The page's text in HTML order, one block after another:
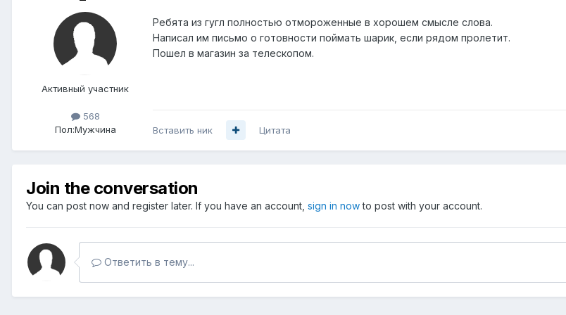
Активный участник
568
Пол:Мужчина
Ребята из гугл полностью отмороженные в хорошем смысле слова.
Написал им письмо о готовности поймать шарик, если рядом пролетит.
Пошел в магазин за телескопом.
Вставить ник Цитата
Join the conversation
You can post now and register later. If you have an account, sign in nowto post with your account.
Ответить в тему...